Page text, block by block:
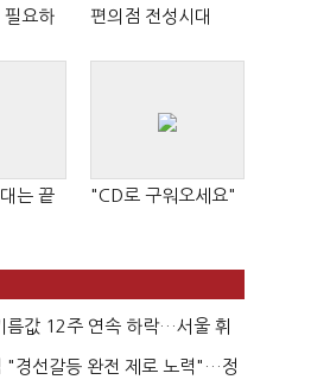
필요하
편의점 전성시대
는 끝
"CD로 구워오세요"
름값 12주 연속 하락…서울 휘
1909원...
"경선갈등 완전 제로 노력"…정